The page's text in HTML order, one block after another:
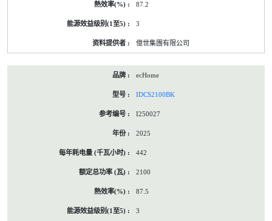
87.2
3
億世集團有限公司
ecHome
IDCS2100BK
I250027
2025
442
2100
87.5
3